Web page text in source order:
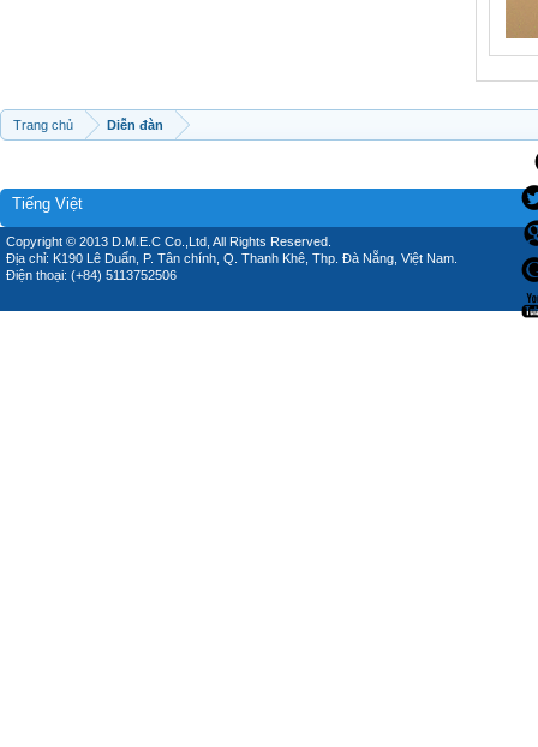
Trang chủ Diễn đàn
Tiếng Việt
Copyright © 2013 D.M.E.C Co.,Ltd, All Rights Reserved.
Địa chỉ: K190 Lê Duẩn, P. Tân chính, Q. Thanh Khê, Thp. Đà Nẵng, Việt Nam.
Điện thoại: (+84) 5113752506